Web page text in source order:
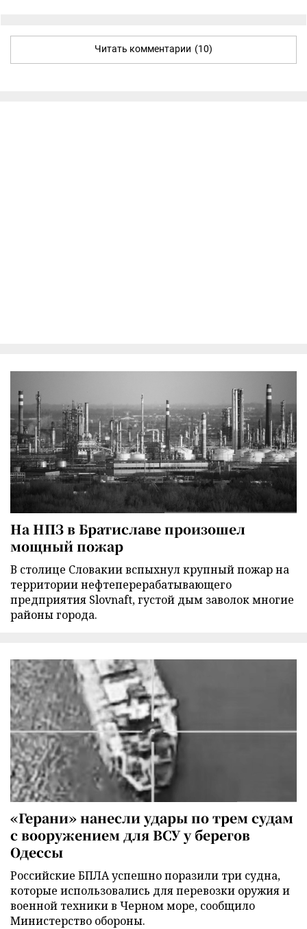
Читать комментарии (10)
На НПЗ в Братиславе произошел
мощный пожар
В столице Словакии вспыхнул крупный пожар на
территории нефтеперерабатывающего
предприятия Slovnaft, густой дым заволок многие
районы города.
«Герани» нанесли удары по трем судам
с вооружением для ВСУ у берегов
Одессы
Российские БПЛА успешно поразили три судна,
которые использовались для перевозки оружия и
военной техники в Черном море, сообщило
Министерство обороны.